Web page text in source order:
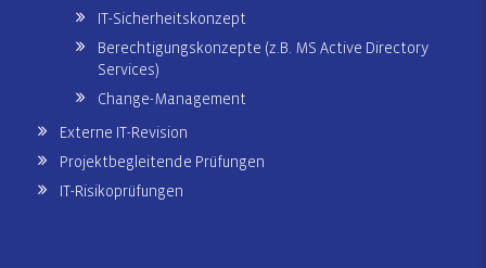
IT-Sicherheitskonzept
Berechtigungskonzepte (z.B. MS Active Directory
Services)
Change-Management
Externe IT-Revision
Projektbegleitende Prüfungen
IT-Risikoprüfungen